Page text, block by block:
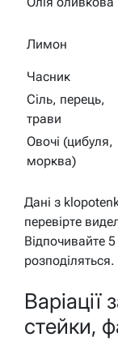
Лимон
Часник
Сіль, перець,
трави
Овочі (цибуля,
морква)
Дані з
перевірте
Відпочивайте
розподіляться.
Варіації
стейки,